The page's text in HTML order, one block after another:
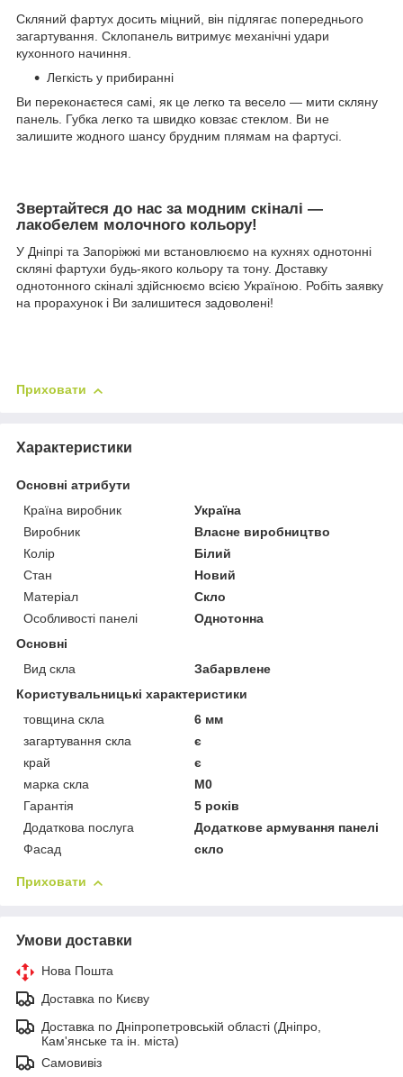
Скляний фартух досить міцний, він підлягає попереднього
загартування. Склопанель витримує механічні удари
кухонного начиння.
Легкість у прибиранні
Ви переконаєтеся самі, як це легко та весело — мити скляну
панель. Губка легко та швидко ковзає стеклом. Ви не
залишите жодного шансу брудним плямам на фартусі.
Звертайтеся до нас за модним скіналі —
лакобелем молочного кольору!
У Дніпрі та Запоріжжі ми встановлюємо на кухнях однотонні
скляні фартухи будь-якого кольору та тону. Доставку
однотонного скіналі здійснюємо всією Україною. Робіть заявку
на прорахунок і Ви залишитеся задоволені!
Приховати
Характеристики
Основні атрибути
Країна виробник
Україна
Виробник
Власне виробництво
Колір
Білий
Стан
Новий
Матеріал
Скло
Особливості панелі
Однотонна
Основні
Вид скла
Забарвлене
Користувальницькі характеристики
товщина скла
6 мм
загартування скла
є
край
є
марка скла
М0
Гарантія
5 років
Додаткова послуга
Додаткове армування панелі
Фасад
скло
Приховати
Умови доставки
Нова Пошта
Доставка по Києву
Доставка по Дніпропетровській області (Дніпро,
Кам'янське та ін. міста)
Самовивіз